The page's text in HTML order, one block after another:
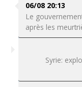
06/08 20:13
Le
après les
Syrie: